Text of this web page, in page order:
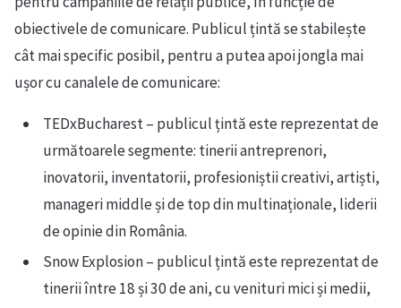
obiectivele de comunicare. Publicul țintă se stabilește
cât mai specific posibil, pentru a putea apoi jongla mai
ușor cu canalele de comunicare:
TEDxBucharest – publicul țintă este reprezentat de
următoarele segmente: tinerii antreprenori,
inovatorii, inventatorii, profesioniștii creativi, artiști,
manageri middle și de top din multinaționale, liderii
de opinie din România.
Snow Explosion – publicul țintă este reprezentat de
tinerii între 18 și 30 de ani, cu venituri mici și medii,